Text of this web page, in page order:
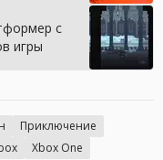
с
игры
Приключение
Xbox One